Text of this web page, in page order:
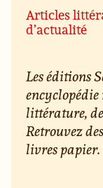
Articles
d’actualité
Les éditions
littérature,
Retrouvez
livres papier.